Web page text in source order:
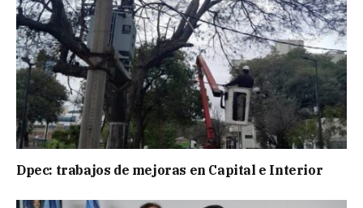
Dpec: trabajos de mejoras en Capital e Interior